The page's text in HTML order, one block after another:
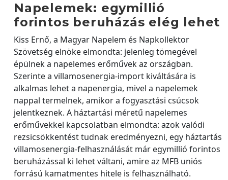
Napelemek: egymillió
forintos beruházás elég lehet
Kiss Ernő, a Magyar Napelem és Napkollektor
Szövetség elnöke elmondta: jelenleg tömegével
épülnek a napelemes erőművek az országban.
Szerinte a villamosenergia-import kiváltására is
alkalmas lehet a napenergia, mivel a napelemek
nappal termelnek, amikor a fogyasztási csúcsok
jelentkeznek. A háztartási méretű napelemes
erőművekkel kapcsolatban elmondta: azok valódi
rezsicsökkentést tudnak eredményezni, egy háztartás
villamosenergia-felhasználását már egymillió forintos
beruházással ki lehet váltani, amire az MFB uniós
forrású kamatmentes hitele is felhasználható.